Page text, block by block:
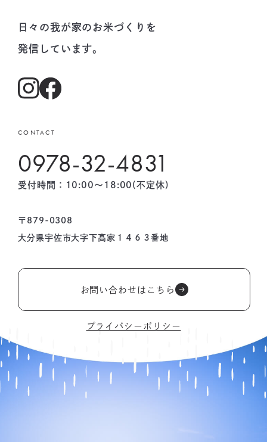
日々の我が家のお米づくりを
発信しています。
CONTACT
0978-32-4831
受付時間：10:00〜18:00(不定休)
〒879-0308
大分県宇佐市大字下高家１４６３番地
お問い合わせはこちら
プライバシーポリシー